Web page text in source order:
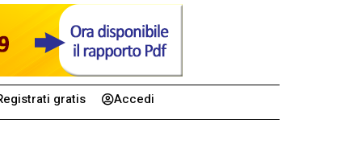
gratis Accedi